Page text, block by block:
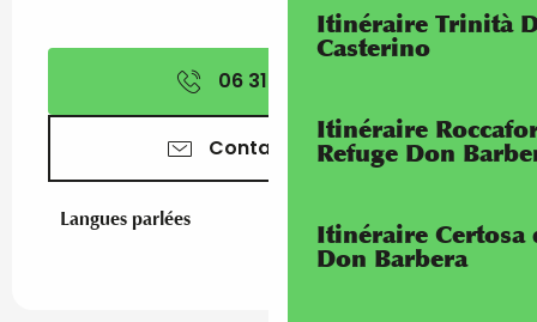
Itinéraire Trinità
Casterino
Itinéraire
Refuge Don
Itinéraire Certosa
Don Barbera
06 31 60 53
Contactez-nous
Langues parlées
Langues parlées